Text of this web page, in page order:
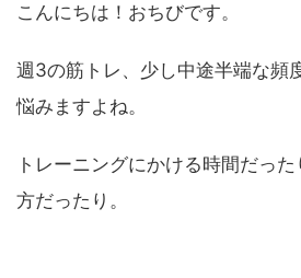
こんにちは！おちびです。
週3の筋トレ、少し中途半端な頻
悩みますよね。
トレーニングにかける時間だっ
方だったり。